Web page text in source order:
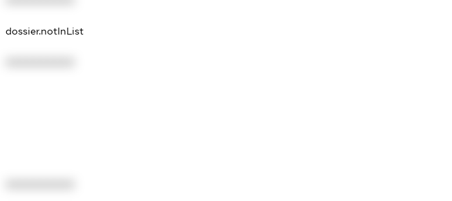
dossier.notInList